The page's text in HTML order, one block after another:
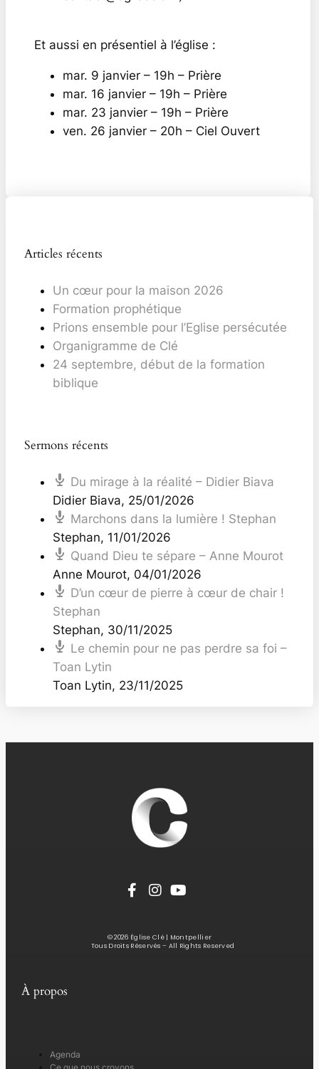
Et aussi en présentiel à l’église :
mar. 9 janvier – 19h – Prière
mar. 16 janvier – 19h – Prière
mar. 23 janvier – 19h – Prière
ven. 26 janvier – 20h – Ciel Ouvert
Articles récents
Un cœur pour la maison 2026
Formation prophétique
Prions ensemble pour l’Eglise persécutée
Organigramme de Clé
24 septembre, début de la formation
biblique
Sermons récents
Du mirage à la réalité – Didier Biava
Didier Biava, 25/01/2026
Marchons dans la lumière ! Stephan
Stephan, 11/01/2026
Quand Dieu te sépare – Anne Mourot
Anne Mourot, 04/01/2026
D’un cœur de pierre à cœur de chair !
Stephan
Stephan, 30/11/2025
Le chemin pour ne pas perdre sa foi –
Toan Lytin
Toan Lytin, 23/11/2025
© 2026 Église Clé | Montpellier
Tous Droits Réservés – All Rights Reserved
À propos
Agenda